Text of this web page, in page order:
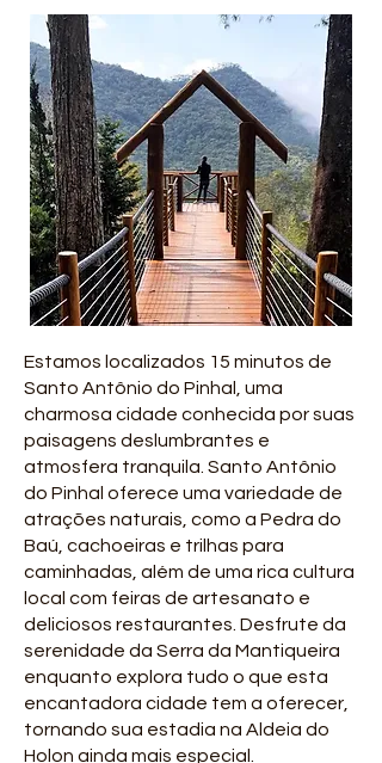
Estamos localizados 15 minutos de
Santo Antônio do Pinhal, uma
charmosa cidade conhecida por suas
paisagens deslumbrantes e
atmosfera tranquila. Santo Antônio
do Pinhal oferece uma variedade de
atrações naturais, como a Pedra do
Baú, cachoeiras e trilhas para
caminhadas, além de uma rica cultura
local com feiras de artesanato e
deliciosos restaurantes. Desfrute da
serenidade da Serra da Mantiqueira
enquanto explora tudo o que esta
encantadora cidade tem a oferecer,
tornando sua estadia na Aldeia do
Holon ainda mais especial.